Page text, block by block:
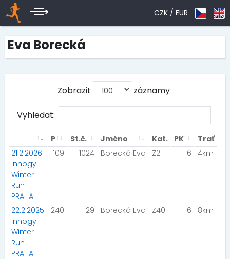
CZK / EUR
Eva Borecká
Zobrazit záznamy
Vyhledat:
P St.č. Jméno Kat. PK
Trať
21.2.2026
innogy
Winter
Run
PRAHA
109 1024 Borecká Eva Z2 6 4km
22.2.2025
innogy
Winter
Run
PRAHA
240 129 Borecká Eva Z40 16 8km